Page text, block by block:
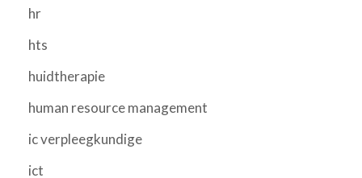
hr
hts
huidtherapie
human resource management
ic verpleegkundige
ict